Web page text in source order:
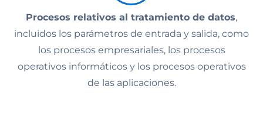
Procesos relativos al tratamiento de datos,
incluidos los parámetros de entrada y salida, como
los procesos empresariales, los procesos
operativos informáticos y los procesos operativos
de las aplicaciones.